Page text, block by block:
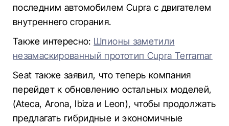
последним автомобилем Cupra с двигателем
внутреннего сгорания.
Также интересно: Шпионы заметили
незамаскированный прототип Cupra Terramar
Seat также заявил, что теперь компания
перейдет к обновлению остальных моделей,
(Ateca, Arona, Ibiza и Leon), чтобы продолжать
предлагать гибридные и экономичные